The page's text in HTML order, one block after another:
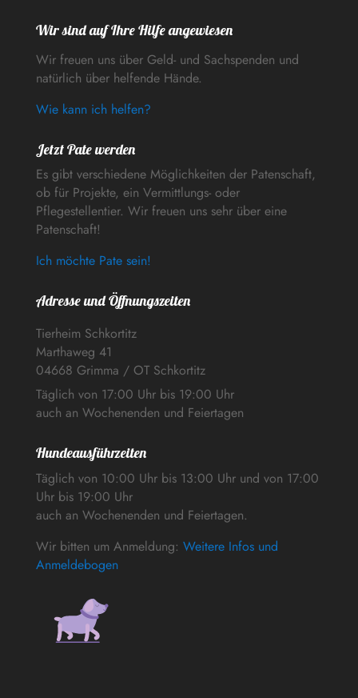
Wir sind auf Ihre Hilfe angewiesen
Wir freuen uns über Geld- und Sachspenden und
natürlich über helfende Hände.
Wie kann ich helfen?
Jetzt Pate werden
Es gibt verschiedene Möglichkeiten der Patenschaft,
ob für Projekte, ein Vermittlungs- oder
Pflegestellentier. Wir freuen uns sehr über eine
Patenschaft!
Ich möchte Pate sein!
Adresse und Öffnungszeiten
Tierheim Schkortitz
Marthaweg 41
04668 Grimma / OT Schkortitz
Täglich von 17:00 Uhr bis 19:00 Uhr
auch an Wochenenden und Feiertagen
Hundeausführzeiten
Täglich von 10:00 Uhr bis 13:00 Uhr und von 17:00
Uhr bis 19:00 Uhr
auch an Wochenenden und Feiertagen.
Wir bitten um Anmeldung: Weitere Infos und
Anmeldebogen